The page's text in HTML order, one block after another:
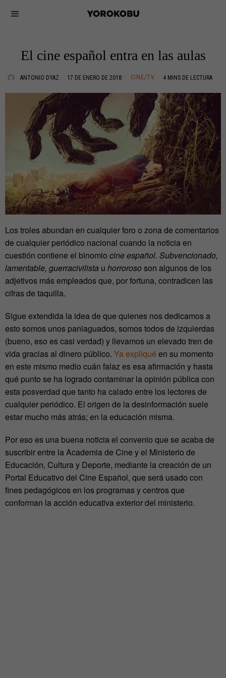
El cine español entra en las aulas
ANTONIO DYAZ 17 DE ENERO DE 2018 CINE/TV 4 MINS DE LECTURA
Los troles abundan en cualquier foro o zona de comentarios
de cualquier periódico nacional cuando la noticia en
cuestión contiene el binomio cine español. Subvencionado,
lamentable, guerracivilista u horrorososon algunos de los
adjetivos más empleados que, por fortuna, contradicen las
cifras de taquilla.
Sigue extendida la idea de que quienes nos dedicamos a
esto somos unos paniaguados, somos todos de izquierdas
(bueno, eso es casi verdad) y llevamos un elevado tren de
vida gracias al dinero público. Ya expliqué en su momento
en este mismo medio cuán falaz es esa afirmación y hasta
qué punto se ha logrado contaminar la opinión pública con
esta posverdad que tanto ha calado entre los lectores de
cualquier periódico. El origen de la desinformación suele
estar mucho más atrás; en la educación misma.
Por eso es una buena noticia el convenio que se acaba de
suscribir entre la Academia de Cine y el Ministerio de
Educación, Cultura y Deporte, mediante la creación de un
Portal Educativo del Cine Español, que será usado con
fines pedagógicos en los programas y centros que
conforman la acción educativa exterior del ministerio.